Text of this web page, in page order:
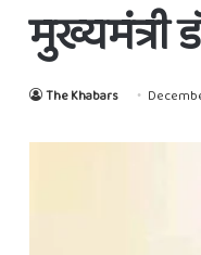
मुख्यमंत्री
The Khabars